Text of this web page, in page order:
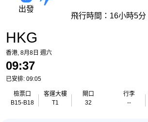
HKG
香港, 8月8日 週六
09:37
已安排: 09:05
檢票口
B15-B18
客運大樓
T1
閘口
32
出發
飛行時間：16小時5分
行李
--